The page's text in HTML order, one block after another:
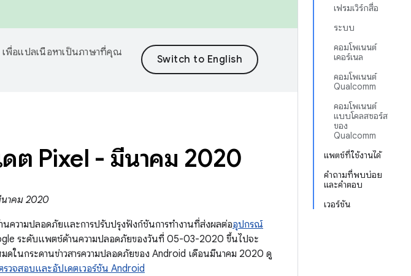
เฟรมเวิร์กสื่อ
ระบบ
คอมโพเนนต์
เคอร์เนล
คอมโพเนนต์
Qualcomm
คอมโพเนนต์
แบบโคลสซอร์ส
ของ
Qualcomm
แพตช์ที่ใช้งานได้
คำถามที่พบบ่อย
และคำตอบ
เวอร์ชัน
พื่อแปลเนื้อหาเป็นภาษาที่คุณ
ดต Pixel - มีนาคม 2020
นาคม 2020
นความปลอดภัยและการปรับปรุงฟังก์ชันการทำงานที่ส่งผลต่ออุปกรณ์
ระดับแพตช์ด้านความปลอดภัยของวันที่ 05-03-2020 ขึ้นไปจะ
นกระดานข่าวสารความปลอดภัยของ Android เดือนมีนาคม 2020 ดู
รวจสอบและอัปเดตเวอร์ชัน Android